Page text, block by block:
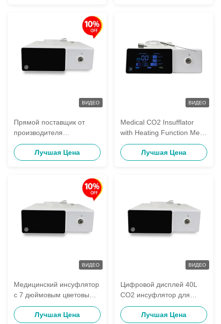
ВИДЕО
Прямой поставщик от
производителя
инсуффляторов - С
функцией подогрева и
Лучшая Цена
ВИДЕО
Medical CO2 Insufflator
with Heating Function Metal
Material and Class I
Instrument for
Лучшая Цена
ВИДЕО
Медицинский инсуфлятор
с 7 дюймовым цветовым
сенсорным экраном 40 л/
мин.
Лучшая Цена
ВИДЕО
Цифровой дисплей 40L
CO2 инсуфлятор для
лапароскопической
хирургии компактный
Лучшая Цена